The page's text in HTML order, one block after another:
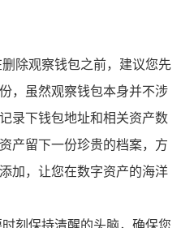
除观察钱包之前，建议您先
，虽然观察钱包本身并不涉
录下钱包地址和相关资产数
产留下一份珍贵的档案，方
加，让您在数字资产的海洋
时刻保持清醒的头脑，确保您